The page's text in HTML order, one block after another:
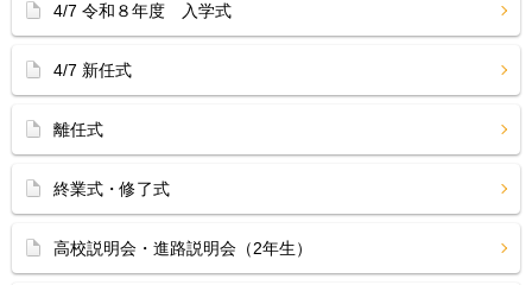
4/7 令和８年度 入学式
4/7 新任式
離任式
終業式・修了式
高校説明会・進路説明会（2年生）